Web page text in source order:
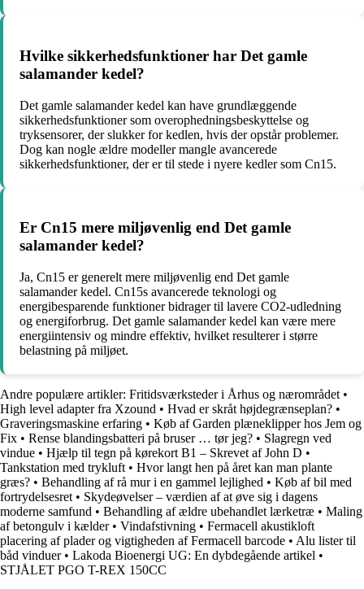
Hvilke sikkerhedsfunktioner har Det gamle
salamander kedel?
Det gamle salamander kedel kan have grundlæggende
sikkerhedsfunktioner som overophedningsbeskyttelse og
tryksensorer, der slukker for kedlen, hvis der opstår problemer.
Dog kan nogle ældre modeller mangle avancerede
sikkerhedsfunktioner, der er til stede i nyere kedler som Cn15.
Er Cn15 mere miljøvenlig end Det gamle
salamander kedel?
Ja, Cn15 er generelt mere miljøvenlig end Det gamle
salamander kedel. Cn15s avancerede teknologi og
energibesparende funktioner bidrager til lavere CO2-udledning
og energiforbrug. Det gamle salamander kedel kan være mere
energiintensiv og mindre effektiv, hvilket resulterer i større
belastning på miljøet.
Andre populære artikler: Fritidsværksteder i Århus og nærområdet •
High level adapter fra Xzound • Hvad er skråt højdegrænseplan? •
Graveringsmaskine erfaring • Køb af Garden plæneklipper hos Jem og
Fix • Rense blandingsbatteri på bruser … tør jeg? • Slagregn ved
vindue • Hjælp til tegn på kørekort B1 – Skrevet af John D •
Tankstation med trykluft • Hvor langt hen på året kan man plante
græs? • Behandling af rå mur i en gammel lejlighed • Køb af bil med
fortrydelsesret • Skydeøvelser – værdien af at øve sig i dagens
moderne samfund • Behandling af ældre ubehandlet lærketræ • Maling
af betongulv i kælder• Vindafstivning • Fermacell akustikloft
placering af plader og vigtigheden af Fermacell barcode • Alu lister til
båd vinduer• Lakoda Bioenergi UG: En dybdegående artikel •
STJÅLET PGO T-REX 150CC